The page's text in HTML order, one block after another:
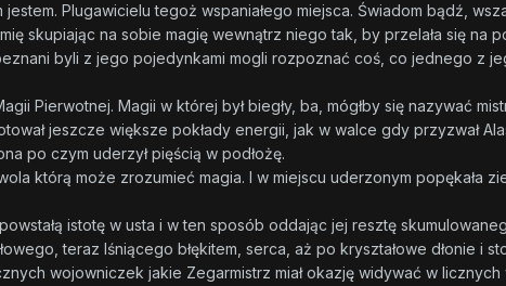
jestem. Plugawicielu tegoż wspaniałego miejsca. Świadom bądź,
skupiając na sobie magię wewnątrz niego tak, by przelała się na
byli z jego pojedynkami mogli rozpoznać coś, co jednego z
Pierwotnej. Magii w której był biegły, ba, mógłby się nazywać
jeszcze większe pokłady energii, jak w walce gdy przyzwał
po czym uderzył pięścią w podłożę.
którą może zrozumieć magia. I w miejscu uderzonym popękała
istotę w usta i w ten sposób oddając jej resztę
teraz lśniącego błękitem, serca, aż po kryształowe dłonie i
wojowniczek jakie Zegarmistrz miał okazję widywać w licznych